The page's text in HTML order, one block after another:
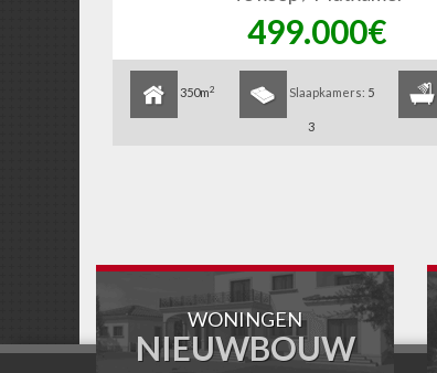
499.000€
350m2 Slaapkamers: 5
3
WONINGEN
NIEUWBOUW